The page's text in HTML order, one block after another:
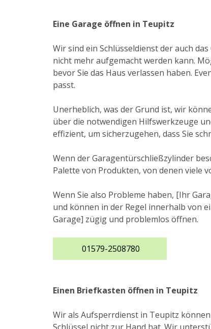
Eine Garage öffnen in Teupitz
Wir sind ein Schlüsseldienst der auch
nicht mehr aufgemacht werden kann.
bevor Sie das Haus verlassen haben.
passt.
Unerheblich, was der Grund ist, wir
über die notwendigen Hilfswerkzeuge
effizient, um sicherzugehen, dass Sie
Wenn der Garagentürschließzylinder
Palette von Produkten, von denen viele
Wenn Sie also Probleme haben, [Ihr
und können in der Regel innerhalb von
Garage] zügig und problemlos öffnen.
01579-2508780
Einen Briefkasten öffnen in Teupitz
Wir als Aufsperrdienst in Teupitz